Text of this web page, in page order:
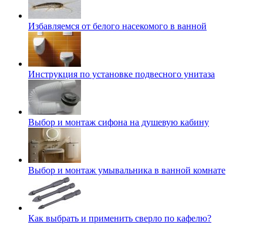
Избавляемся от белого насекомого в ванной
Инструкция по установке подвесного унитаза
Выбор и монтаж сифона на душевую кабину
Выбор и монтаж умывальника в ванной комнате
Как выбрать и применить сверло по кафелю?